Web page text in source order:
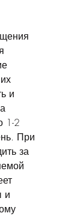
и
1-2
При
за
и